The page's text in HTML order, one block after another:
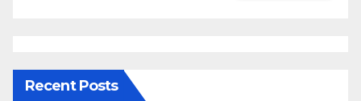
Recent Posts